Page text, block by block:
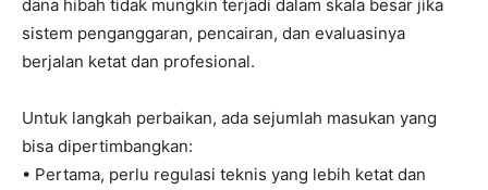
dana hibah tidak mungkin terjadi dalam skala besar jika
sistem penganggaran, pencairan, dan evaluasinya
berjalan ketat dan profesional.
Untuk langkah perbaikan, ada sejumlah masukan yang
bisa dipertimbangkan:
• Pertama, perlu regulasi teknis yang lebih ketat dan